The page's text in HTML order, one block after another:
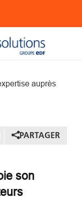
auprès
PARTAGER
son